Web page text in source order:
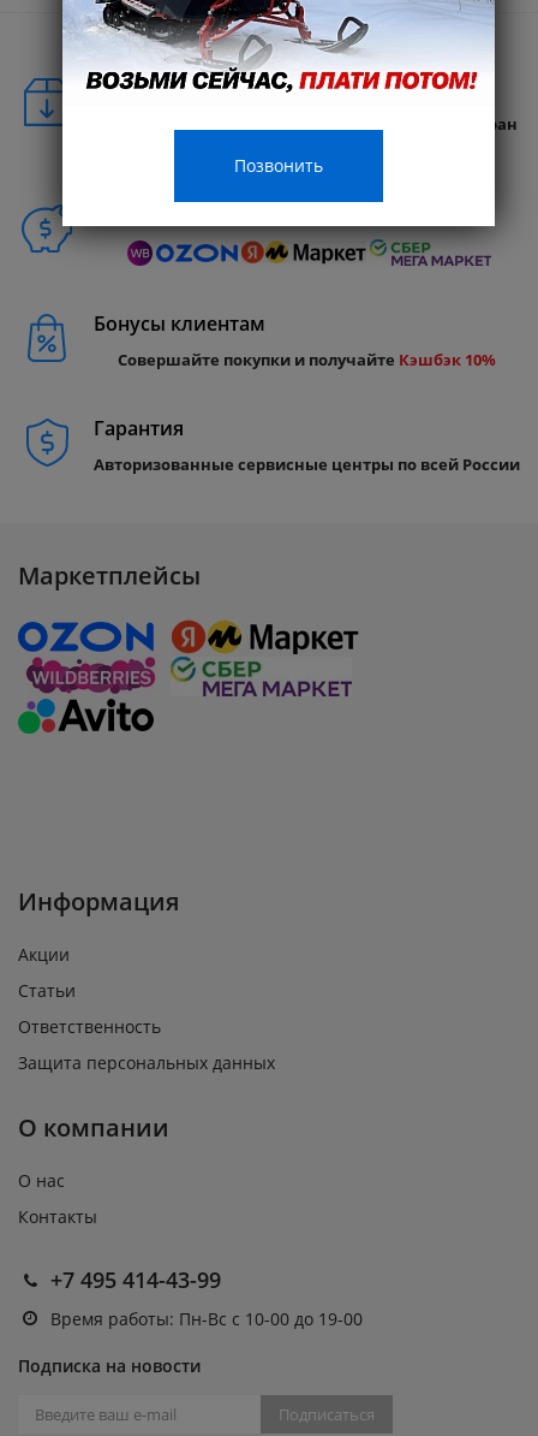
Удобная доставка
Бесплатная доставка в любую точку России и стран
Бонусы клиентам
Совершайте покупки и получайте Кэшбэк 10%
Гарантия
Авторизованные сервисные центры по всей России
Маркетплейсы
Информация
Акции
Статьи
Ответственность
Защита персональных данных
О компании
О нас
Контакты
+7 495 414-43-99
Время работы: Пн-Вс с 10-00 до 19-00
Подписка на новости
Подписаться
Позвонить